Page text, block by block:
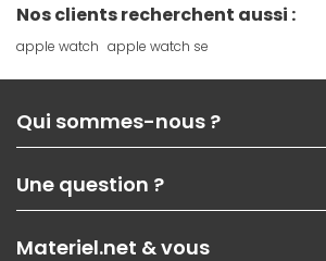
Nos clients recherchent aussi :
apple watch apple watch se
Qui sommes-nous ?
Nos services
Les magasins Materiel.net
Nos solutions pour les pros
Une question ?
Paiement, livraison
Materiel.net & vous